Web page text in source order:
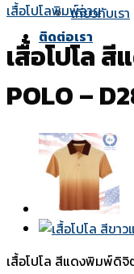
เกี่ยวกับเรา
ติดต่อเรา
เสื้อโปโลพิมพ์ลาย
เสื้อโปโล
POLO –
เสื้อโปโล สีแดงพิมพ์ดิจิ